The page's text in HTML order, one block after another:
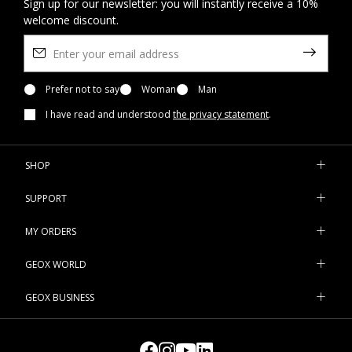
Sign up for our newsletter: you will instantly receive a 10%
welcome discount.
Prefer not to say Woman
Man
I have read and understood the privacy statement.
SHOP
SUPPORT
MY ORDERS
GEOX WORLD
GEOX BUSINESS